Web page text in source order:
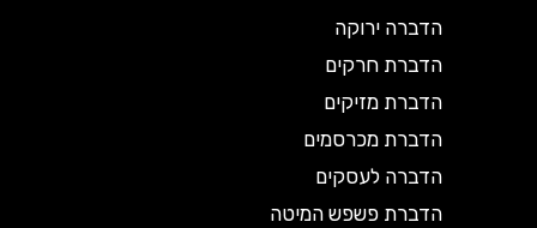
הדברה ירוקה
הדברת חרקים
הדברת מזיקים
הדברת מכרסמים
הדברה לעסקים
הדברת פשפש המיטה